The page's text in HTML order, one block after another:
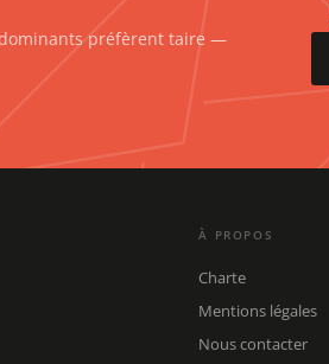
préfèrent taire —
À PROPOS
Charte
Mentions légales
Nous contacter